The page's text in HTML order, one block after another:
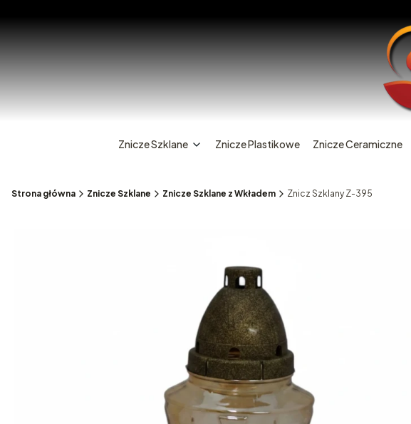
Znicze Szklane Znicze Plastikowe Znicze Ceramiczne
Strona główna Znicze Szklane Znicze Szklane z Wkładem Znicz Szklany Z-395